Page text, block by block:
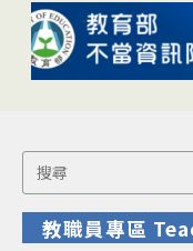
Search
for:
教職員專區